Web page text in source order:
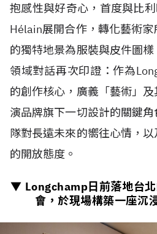
抱感性與好奇心，首度與比
Hélain展開合作，轉化藝術
的獨特地景為服裝與皮件圖
領域對話再次印證：作為
的創作核心，廣義「藝術」
演品牌旗下一切設計的關鍵
隊對長遠未來的嚮往心情，
的開放態度。
▼ Longchamp日前落地台
會，於現場構築一座沉